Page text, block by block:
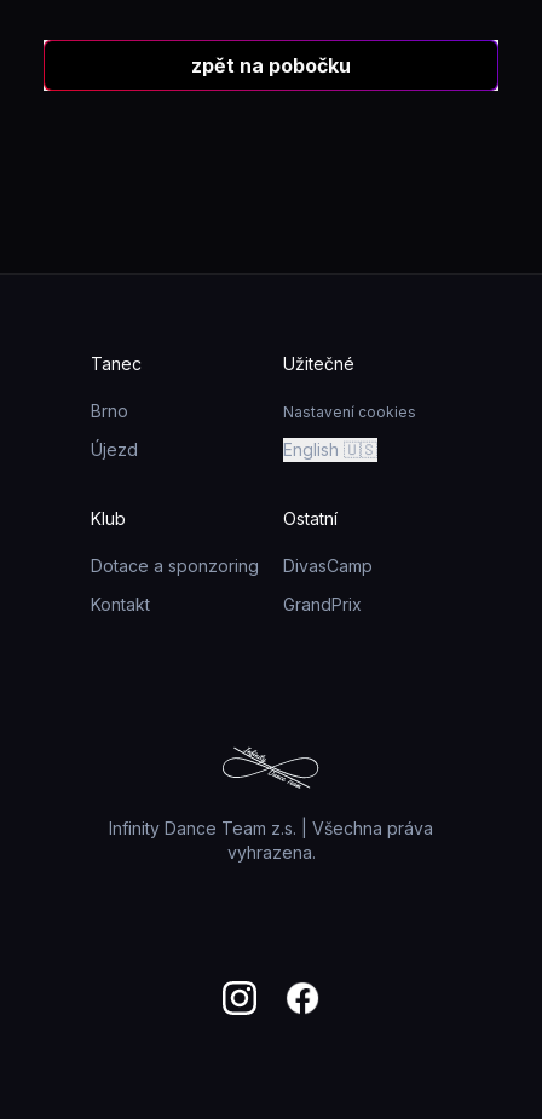
zpět na pobočku
Tanec
Brno
Újezd
Užitečné
Nastavení cookies
English 🇺🇸
Klub
Dotace a sponzoring
Kontakt
Ostatní
DivasCamp
GrandPrix
Infinity Dance Team z.s. | Všechna práva
vyhrazena.